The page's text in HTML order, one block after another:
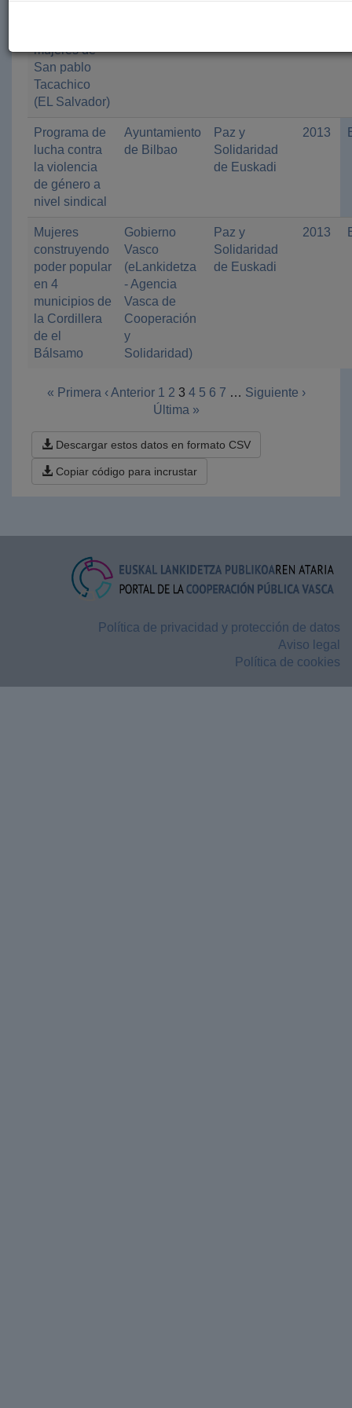
mujeres de
San pablo
Tacachico
(EL Salvador)
Programa de
lucha contra
la violencia
de género a
nivel sindical
Ayuntamiento
de Bilbao
Paz y
Solidaridad
de Euskadi
2013
Mujeres
construyendo
poder popular
en 4
municipios de
la Cordillera
de el
Bálsamo
Gobierno
Vasco
(eLankidetza
- Agencia
Vasca de
Cooperación
y
Solidaridad)
Paz y
Solidaridad
de Euskadi
2013
« Primera ‹ Anterior 1 2 3 4 5 6 7 … Siguiente ›
Última »
Descargar estos datos en formato CSV
Copiar código para incrustar
Política de privacidad y protección de datos
Aviso legal
Política de cookies